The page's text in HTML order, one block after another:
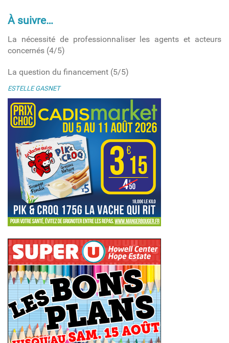
À suivre…
La nécessité de professionnaliser les agents et acteurs
concernés (4/5)
La question du financement (5/5)
ESTELLE GASNET